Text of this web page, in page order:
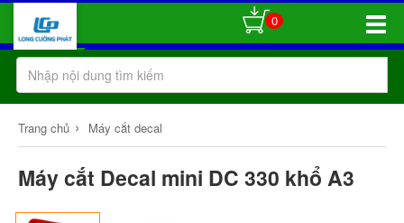
Toggle
0
Trang chủ › Máy cắt decal
Máy cắt Decal mini DC 330 khổ A3